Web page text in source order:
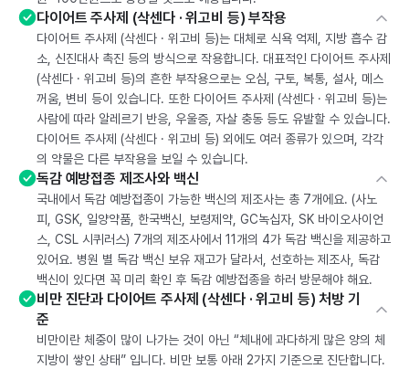
다이어트 주사제 (삭센다 · 위고비 등) 부작용
다이어트 주사제 (삭센다 · 위고비 등)는 대체로 식욕 억제, 지방 흡수 감
소, 신진대사 촉진 등의 방식으로 작용합니다. 대표적인 다이어트 주사제
(삭센다 · 위고비 등)의 흔한 부작용으로는 오심, 구토, 복통, 설사, 메스
꺼움, 변비 등이 있습니다. 또한 다이어트 주사제 (삭센다 · 위고비 등)는
사람에 따라 알레르기 반응, 우울증, 자살 충동 등도 유발할 수 있습니다.
다이어트 주사제 (삭센다 · 위고비 등) 외에도 여러 종류가 있으며, 각각
의 약물은 다른 부작용을 보일 수 있습니다.
독감 예방접종 제조사와 백신
국내에서 독감 예방접종이 가능한 백신의 제조사는 총 7개에요. (사노
피, GSK, 일양약품, 한국백신, 보령제약, GC녹십자, SK 바이오사이언
스, CSL 시퀴러스) 7개의 제조사에서 11개의 4가 독감 백신을 제공하고
있어요. 병원 별 독감 백신 보유 재고가 달라서, 선호하는 제조사, 독감
백신이 있다면 꼭 미리 확인 후 독감 예방접종을 하러 방문해야 해요.
비만 진단과 다이어트 주사제 (삭센다 · 위고비 등) 처방 기
준
비만이란 체중이 많이 나가는 것이 아닌 “체내에 과다하게 많은 양의 체
지방이 쌓인 상태” 입니다. 비만 보통 아래 2가지 기준으로 진단합니다.